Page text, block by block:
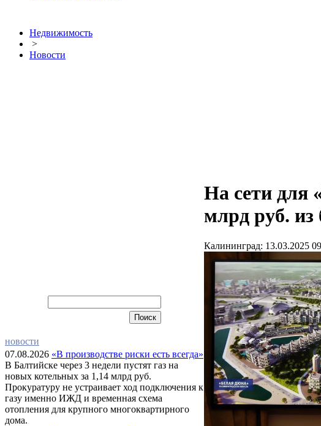
Недвижимость
>
Новости
новости
07.08.2026 «В производстве риски есть всегда»
В Балтийске через 3 недели пустят газ на
новых котельных за 1,14 млрд руб.
Прокуратуру не устраивает ход подключения к
газу именно ИЖД и временная схема
отопления для крупного многоквартирного
дома.
На сети для
млрд руб. из
Калининград: 13.03.2025